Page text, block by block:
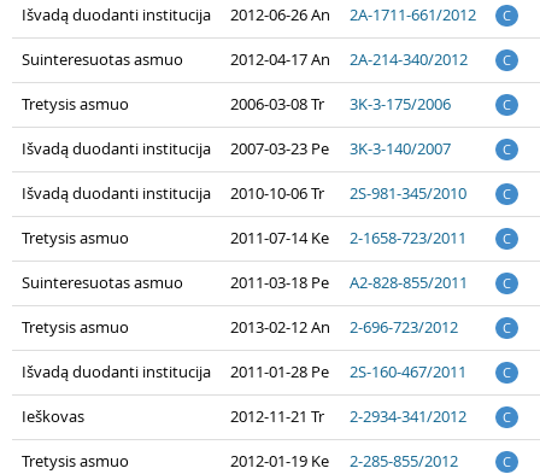
Išvadą duodanti institucija 2012-06-26 An 2A-1711-661/2012 C
Suinteresuotas asmuo 2012-04-17 An 2A-214-340/2012 C
Tretysis asmuo 2006-03-08 Tr 3K-3-175/2006 C
Išvadą duodanti institucija 2007-03-23 Pe 3K-3-140/2007 C
Išvadą duodanti institucija 2010-10-06 Tr 2S-981-345/2010 C
Tretysis asmuo 2011-07-14 Ke 2-1658-723/2011 C
Suinteresuotas asmuo 2011-03-18 Pe A2-828-855/2011 C
Tretysis asmuo 2013-02-12 An 2-696-723/2012 C
Išvadą duodanti institucija 2011-01-28 Pe 2S-160-467/2011 C
Ieškovas 2012-11-21 Tr 2-2934-341/2012 C
Tretysis asmuo 2012-01-19 Ke 2-285-855/2012 C